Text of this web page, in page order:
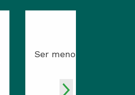
Ser menor de 25 años